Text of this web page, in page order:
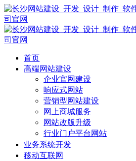
首页
高端网站建设
企业官网建设
响应式网站
营销型网站建设
网上商城服务
网站改版升级
行业门户平台网站
业务系统开发
移动互联网